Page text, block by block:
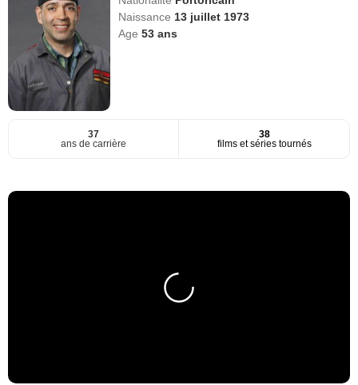
Naissance 13 juillet 1973
Age53 ans
37
ans de carrière
38
films et séries tournés